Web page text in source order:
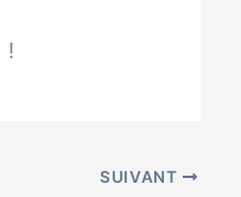
!
SUIVANT